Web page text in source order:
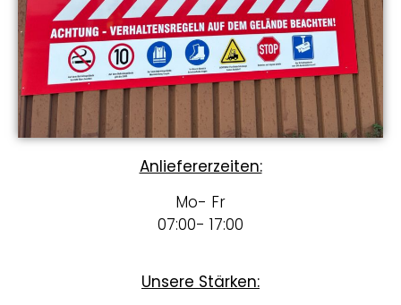
Anliefererzeiten:
Mo- Fr
07:00- 17:00
Unsere Stärken: